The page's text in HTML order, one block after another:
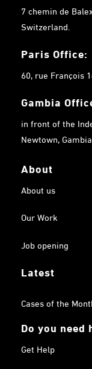
7 chemin de
Switzerland.
Paris Office:
60, rue François
Gambia
in front of the
Newtown,
About
About us
Our Work
Job opening
Latest
Cases of the
Do you need
Get Help